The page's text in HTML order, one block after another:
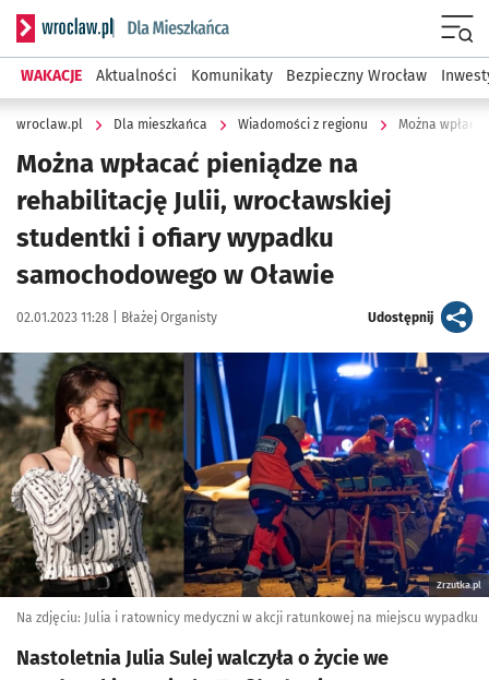
Serwis informacyjny wroclaw.pl podserwis: Dla mieszkańca
WAKACJE Aktualności Komunikaty Bezpieczny Wrocław
wroclaw.pl Dla mieszkańca Wiadomości z regionu
Można wpłacać pieniądze na
rehabilitację Julii, wrocławskiej
studentki i ofiary wypadku
samochodowego w Oławie
Data publikacji:
02.01.2023 11:28 | Autor:
Błażej Organisty Udostępnijartykuł
Kliknij, aby powiększyć
Zrzutka.pl
Na zdjęciu: Julia i ratownicy medyczni w akcji ratunkowej na miejscu wypadku
Nastoletnia Julia Sulej walczyła o życie we